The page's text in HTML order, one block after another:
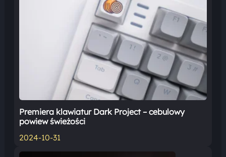
Premiera klawiatur Dark Project – cebulowy
powiew świeżości
2024-10-31